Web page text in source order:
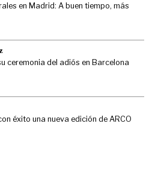
en Madrid: A buen tiempo, más
ceremonia del adiós en Barcelona
éxito una nueva edición de ARCO